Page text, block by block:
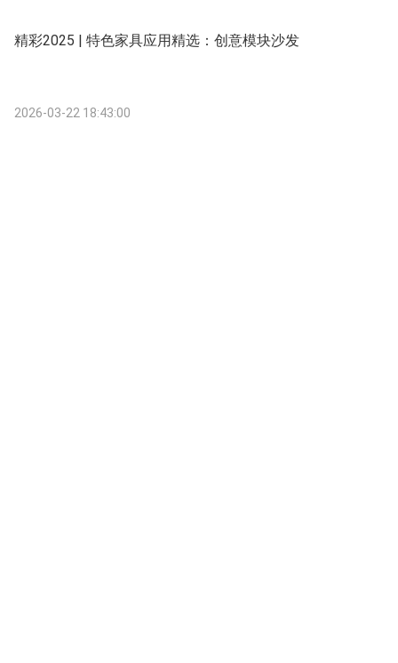
精彩2025 | 特色家具应用精选：创意模块沙发
2026-03-22 18:43:00